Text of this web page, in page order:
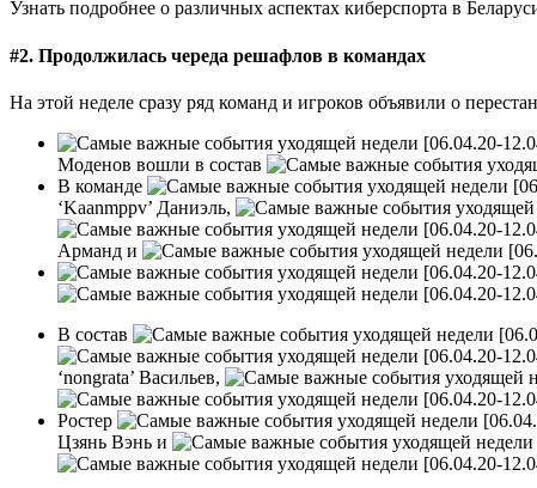
Узнать подробнее о различных аспектах киберспорта в
#2. Продолжилась череда решафлов в командах
На этой неделе сразу ряд команд и игроков объявили о
Моденов вошли в состав
В команде
‘Kaanmppv’ Даниэль,
Арманд и
В состав
‘nongrata’ Васильев,
Ростер
Цзянь Вэнь и